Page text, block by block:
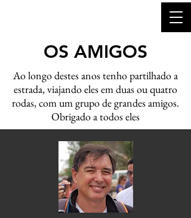
OS AMIGOS
Ao longo destes anos tenho partilhado a
estrada, viajando eles em duas ou quatro
rodas, com um grupo de grandes amigos.
Obrigado a todos eles